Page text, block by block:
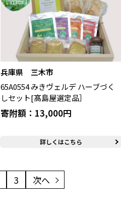
兵庫県 三木市
65A0554 みきヴェルデ ハーブづく
しセット[髙島屋選定品］
寄附額：13,000円
詳しくはこちら
3 次へ